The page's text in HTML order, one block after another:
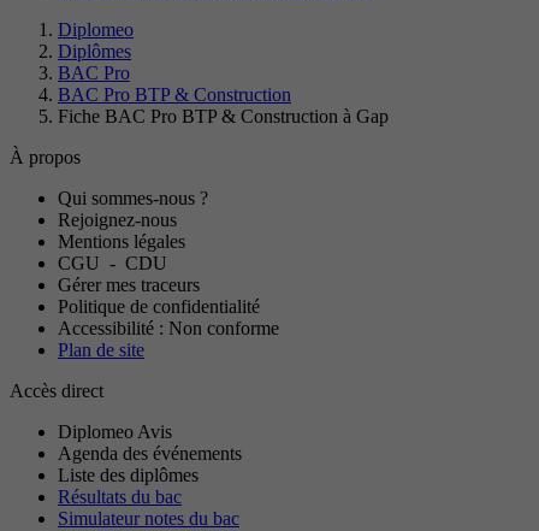
Diplomeo
Diplômes
BAC Pro
BAC Pro BTP & Construction
Fiche BAC Pro BTP & Construction à Gap
À propos
Qui sommes-nous ?
Rejoignez-nous
Mentions légales
CGU - CDU
Gérer mes traceurs
Politique de confidentialité
Accessibilité : Non conforme
Plan de site
Accès direct
Diplomeo Avis
Agenda des événements
Liste des diplômes
Résultats du bac
Simulateur notes du bac